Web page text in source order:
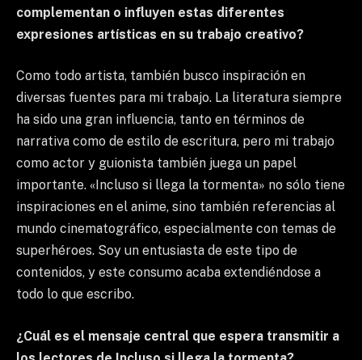
complementan o influyen estas diferentes
expresiones artísticas en su trabajo creativo?
Como todo artista, también busco inspiración en
diversas fuentes para mi trabajo. La literatura siempre
ha sido una gran influencia, tanto en términos de
narrativa como de estilo de escritura, pero mi trabajo
como actor y guionista también juega un papel
importante. «Incluso si llega la tormenta» no sólo tiene
inspiraciones en el anime, sino también referencias al
mundo cinematográfico, especialmente con temas de
superhéroes. Soy un entusiasta de este tipo de
contenidos, y este consumo acaba extendiéndose a
todo lo que escribo.
¿Cuál es el mensaje central que espera transmitir a